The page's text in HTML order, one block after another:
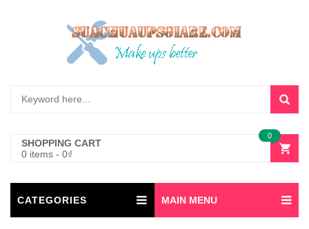
SHOPPING CART
0 items - 0₫
0
CATEGORIES MAIN MENU